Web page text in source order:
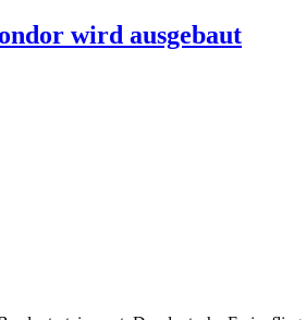
wird ausgebaut